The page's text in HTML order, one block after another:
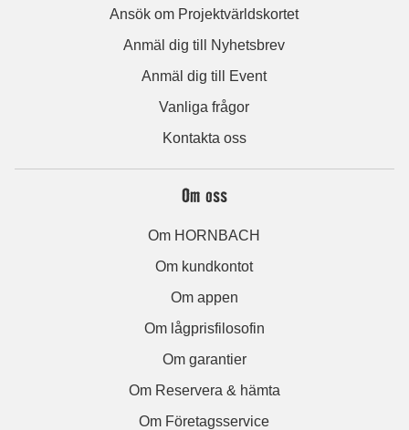
Ansök om Projektvärldskortet
Anmäl dig till Nyhetsbrev
Anmäl dig till Event
Vanliga frågor
Kontakta oss
Om oss
Om HORNBACH
Om kundkontot
Om appen
Om lågprisfilosofin
Om garantier
Om Reservera & hämta
Om Företagsservice